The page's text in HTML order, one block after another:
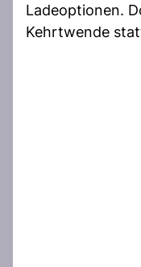
Ladeoptionen.
Kehrtwende